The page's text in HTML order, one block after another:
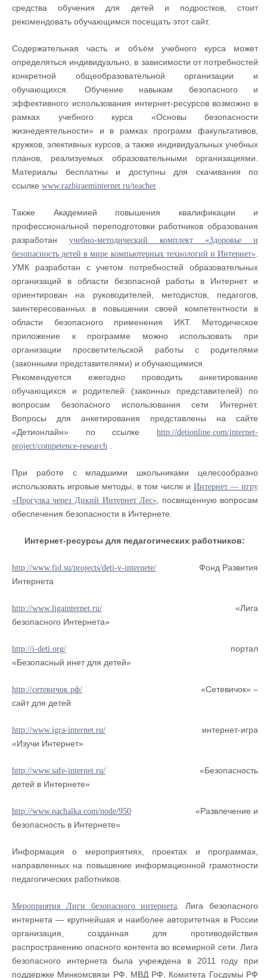
средства обучения для детей и подростков, стоит
рекомендовать обучающимся посещать этот сайт.
Содержательная часть и объём учебного курса может
определяться индивидуально, в зависимости от потребностей
конкретной общеобразовательной организации и
обучающихся. Обучение навыкам безопасного и
эффективного использования интернет-ресурсов возможно в
рамках учебного курса «Основы безопасности
жизнедеятельности» и в рамках программ факультативов,
кружков, элективных курсов, а также индивидуальных учебных
планов, реализуемых образовательными организациями.
Материалы бесплатны и доступны для скачивания по
ссылке www.razbiraeminternet.ru/teacher
Также Академией повышения квалификации и
профессиональной переподготовки работников образования
разработан учебно-методический комплект «Здоровье и
безопасность детей в мире компьютерных технологий и Интернет»
УМК разработан с учетом потребностей образовательных
организаций в области безопасной работы в Интернет и
ориентирован на руководителей, методистов, педагогов,
заинтересованных в повышении своей компетентности в
области безопасного применения ИКТ. Методическое
приложение к программе можно использовать при
организации просветительской работы с родителями
(законными представителями) и обучающимися.
Рекомендуется ежегодно проводить анкетирование
обучающихся и родителей (законных представителей) по
вопросам безопасного использования сети Интернет.
Вопросы для анкетирования представлены на сайте
«Детионлайн» по ссылке http://detionline.com/internet-
project/competence-research
При работе с младшими школьниками целесообразно
использовать игровые методы, в том числе и Интернет — игру
«Прогулка через Дикий Интернет Лес» , посвященную вопросам
обеспечения безопасности в Интернете.
Интернет-ресурсы для педагогических работников:
http://www.fid.su/projects/deti-v-internete/ Фонд Развития
Интернета
http://www.ligainternet.ru/ «Лига
безопасного Интернета»
http://i-deti.org/ портал
«Безопасный инет для детей»
http://сетевичок.рф/ «Сетевичок» –
сайт для детей
http://www.igra-internet.ru/ интернет-игра
«Изучи Интернет»
http://www.safe-internet.ru/ «Безопасность
детей в Интернете»
http://www.nachalka.com/node/950 «Развлечение и
безопасность в Интернете»
Информация о мероприятиях, проектах и программах,
направленных на повышение информационной грамотности
педагогических работников.
Мероприятия Лиги безопасного интернета
Лига безопасного
интернета — крупнейшая и наиболее авторитетная в России
организация, созданная для противодействия
распространению опасного контента во всемирной сети. Лига
безопасного интернета была учреждена в 2011 году при
поддержке Минкомсвязи РФ, МВД РФ, Комитета Госдумы РФ